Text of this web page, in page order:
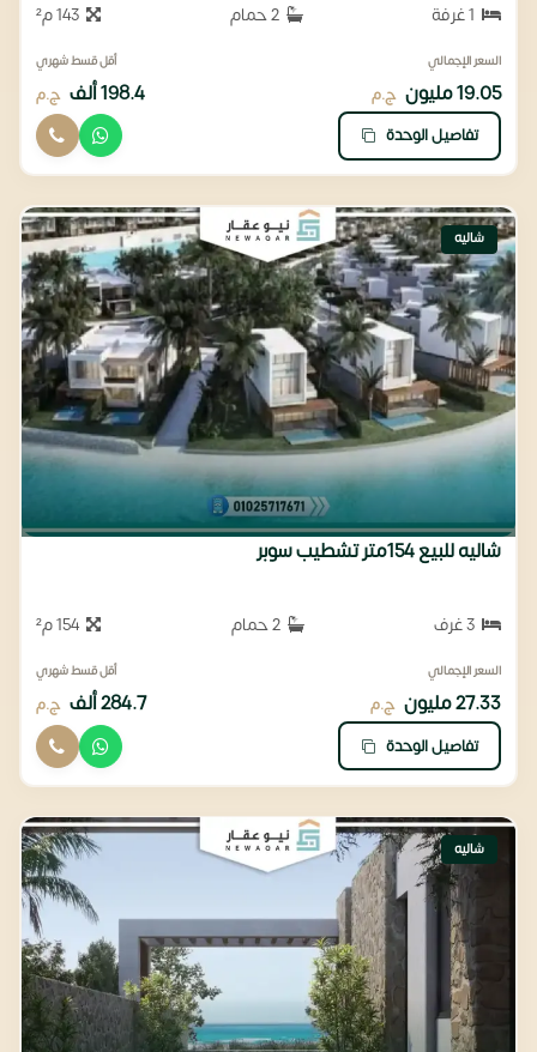
2 حمام 143 م²
السعر الإجمالي
19.05 مليون ج.م
أقل قسط شهري
198.4 ألف ج.م
تفاصيل الوحدة
شاليه
شاليه للبيع 154متر تشطيب سوبر
2 حمام 154 م²
السعر الإجمالي
27.33 مليون ج.م
أقل قسط شهري
284.7 ألف ج.م
تفاصيل الوحدة
شاليه